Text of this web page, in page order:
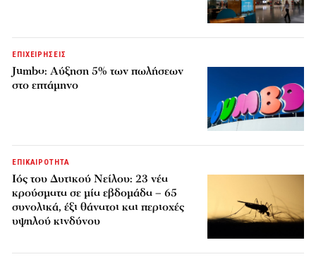
ΕΠΙΧΕΙΡΗΣΕΙΣ
Jumbo: Αύξηση 5% των πωλήσεων
στο επτάμηνο
ΕΠΙΚΑΙΡΟΤΗΤΑ
Ιός του Δυτικού Νείλου: 23 νέα
κρούσματα σε μία εβδομάδα – 65
συνολικά, έξι θάνατοι και περιοχές
υψηλού κινδύνου